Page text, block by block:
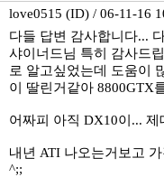
love0515 (ID) / 06-11-16
다들 답변 감사합니다...
샤이너드님 특히 감사드
로 알고싶었는데 도움이
이 딸린거같아 8800GTX
어짜피 아직 DX10이... 제
내년 ATI 나오는거보고
^;;